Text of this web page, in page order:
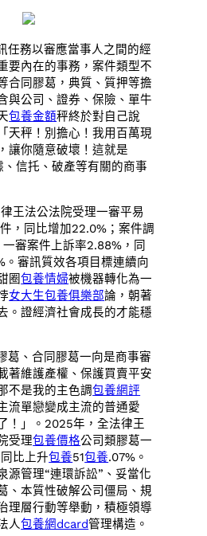
任務以審應當事人之間的經
要內在的事務，案件類型不
合同膠葛，典質、質押等擔
與公司、證券、保險、單牛
包養金額秤終於對自己說
天秤！別擔心！我用百萬現
讓你隨意破壞！這就是
、信托、破產等有關的商事
王法公法院受理一審平易
，同比增加22.0%；案件調
審案件上訴率2.88%，同
。審訊質效各項目標連續向
圈包養情婦被機器轉化為一
女大生包養俱樂部論，朝著
。證經濟社會成長的才能穩
葛、合同膠葛一向是商事審
著維護產權、保護買賣平安
不是我的主色調包養網評
流單戀變成主流的普通愛
！」。2025年，全法律王
受理包養價格公司類膠葛一
比上升包養51包養.07%。
源管理“連環訴訟”、妥當化
、本質性破解公司僵局、規
理層行動等舉動，積極領導
人包養網dcard管理構造。